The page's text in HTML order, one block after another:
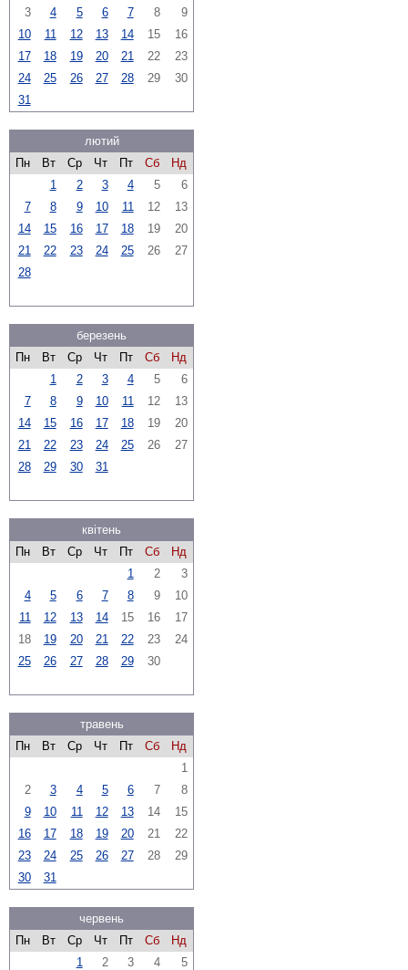
3
4 5 6 7 8
9
10
11 12 13 14 15
16
17
18 19 20 21 22
23
24
25 26 27 28 29
30
31
лютий
Пн
Вт Ср Чт Пт Сб
Нд
1
2 3 4 5
6
7
8 9 10 11 12
13
14
15 16 17 18 19
20
21
22 23 24 25 26
27
28
березень
Пн
Вт Ср Чт Пт Сб
Нд
1
2 3 4 5
6
7
8 9 10 11 12
13
14
15 16 17 18 19
20
21
22 23 24 25 26
27
28
29 30 31
квітень
Пн
Вт Ср Чт Пт Сб
Нд
1
2
3
4
5 6 7 8 9
10
11
12 13 14 15 16
17
18
19 20 21 22 23
24
25
26 27 28 29 30
травень
Пн
Вт Ср Чт Пт Сб
Нд
1
2
3 4 5 6 7
8
9
10 11 12 13 14
15
16
17 18 19 20 21
22
23
24 25 26 27 28
29
30
31
червень
Пн
Вт Ср Чт Пт Сб
Нд
1
2 3 4
5